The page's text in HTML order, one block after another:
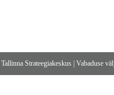
Tallinna Strateegiakeskus |Vabaduse